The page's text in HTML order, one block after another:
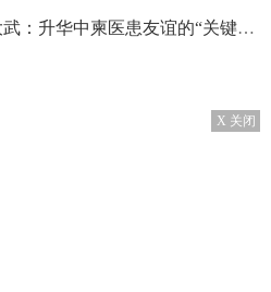
升华中柬医患友谊的“关键钥匙”
X 关闭